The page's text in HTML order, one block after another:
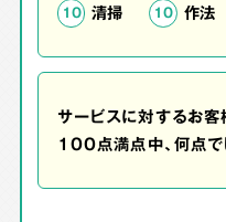
10 清掃 10 作法
サービスに対するお
100点満点中、何点で